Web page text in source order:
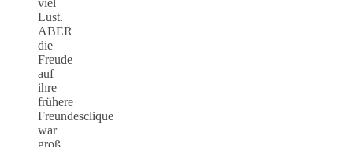
Lust.
ABER
die
Freude
auf
ihre
frühere
Freundesclique
war
groß